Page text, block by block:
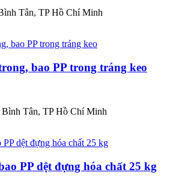
Tân, TP Hồ Chí Minh
bao PP trong tráng keo
Tân, TP Hồ Chí Minh
PP dệt đựng hóa chất 25 kg